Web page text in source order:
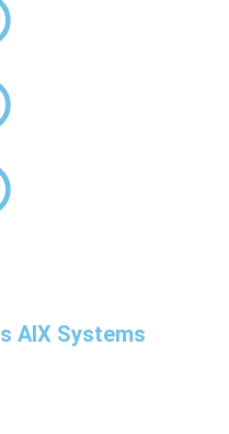
AIX Systems